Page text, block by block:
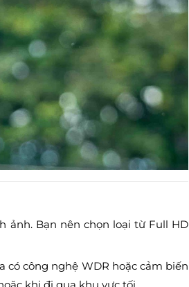
Bạn nên chọn loại từ Full HD
có công nghệ WDR hoặc cảm biến
khi đi qua khu vực tối.